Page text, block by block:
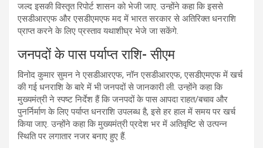
जल्द इसकी विस्तृत रिपोर्ट शासन को भेजी जाए. उन्होंने कहा कि इससे
एसडीआरएफ और एसडीएमएफ मद में भारत सरकार से अतिरिक्त धनराशि
प्राप्त करने के लिए प्रस्ताव यथाशीघ्र भेजे जा सकेंगे.
जनपदों के पास पर्याप्त राशि- सीएम
विनोद कुमार सुमन ने एसडीआरएफ, नॉन एसडीआरएफ, एसडीएमएफ में खर्च
की गई धनराशि के बारे में भी जनपदों से जानकारी ली. उन्होंने कहा कि
मुख्यमंत्री ने स्पष्ट निर्देश हैं कि जनपदों के पास आपदा राहत/बचाव और
पुनर्निर्माण के लिए पर्याप्त धनराशि उपलब्ध है, इसे हर हाल में समय पर खर्च
किया जाए. उन्होंने कहा कि मुख्यमंत्री प्रदेश भर में अतिवृष्टि से उत्पन्न
स्थिति पर लगातार नजर बनाए हुए हैं.